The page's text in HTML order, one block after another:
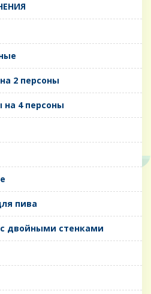
2 персоны
4 персоны
пива
двойными стенками